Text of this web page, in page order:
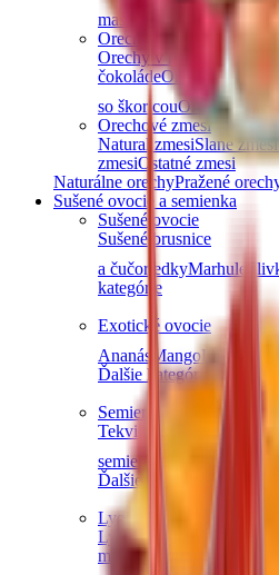
maslá a pasty
Ďalšie
Orechy v čokoláde
Orechy v horkej čokoláde
čokoládeOrechy v bielej
so škoricouOrechy v
Orechové zmesi
Natural zmesiSlané zmesi
zmesiOstatné zmesi
Naturálne orechyPražené
Sušené ovocie a semienka
Sušené ovocie
Sušené brusnice
a čučoriedkyMarhule
kategórie
Exotické ovocie
Ananás MangoDatle
Ďalšie kategórie
Semienka
Tekvicové semienka
semienka
Ľanové semienka
Ďalšie kategórie
Lyofilizované ovocie
Lyofilizované jahody
maliny Lyofilizovaný mix